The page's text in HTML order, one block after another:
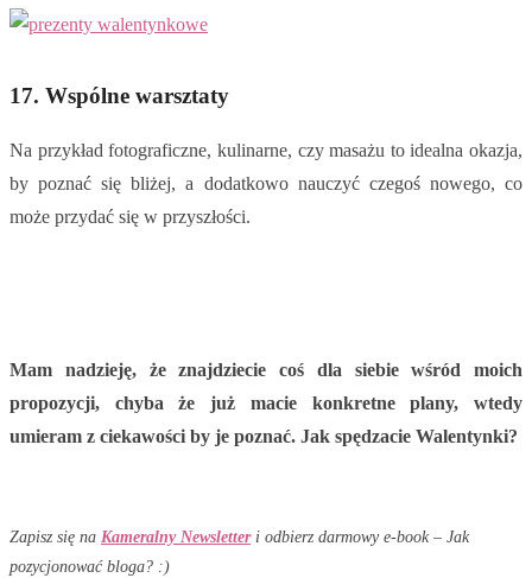
17. Wspólne warsztaty
Na przykład fotograficzne, kulinarne, czy masażu to idealna okazja,
by poznać się bliżej, a dodatkowo nauczyć czegoś nowego, co
może przydać się w przyszłości.
Mam nadzieję, że znajdziecie coś dla siebie wśród moich
propozycji, chyba że już macie konkretne plany, wtedy
umieram z ciekawości by je poznać. Jak spędzacie Walentynki?
Zapisz się na Kameralny Newsletter i odbierz darmowy e-book – Jak
pozycjonować bloga? :)